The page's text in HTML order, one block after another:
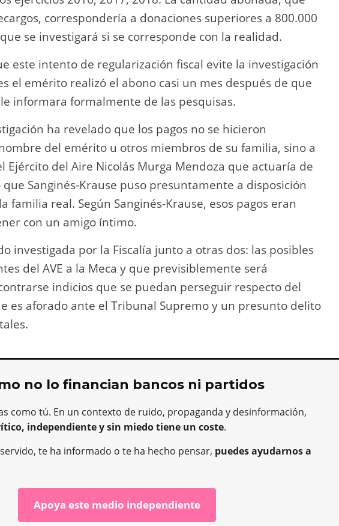
correspondería a donaciones superiores a 800.000
se investigará si se corresponde con la realidad.
este intento de regularización fiscal evite la investigación
el emérito realizó el abono casi un mes después de que
informara formalmente de las pesquisas.
ha revelado que los pagos no se hicieron
del emérito u otros miembros de su familia, sino a
Ejército del Aire Nicolás Murga Mendoza que actuaría de
Sanginés-Krause puso presuntamente a disposición
familia real. Según Sanginés-Krause, esos pagos eran
con un amigo íntimo.
investigada por la Fiscalía junto a otras dos: las posibles
del AVE a la Meca y que previsiblemente será
indicios que se puedan perseguir respecto del
es aforado ante el Tribunal Supremo y un presunto delito
no lo financian bancos ni partidos
como tú. En un contexto de ruido, propaganda y desinformación,
independiente y sin miedo tiene un coste.
te ha informado o te ha hecho pensar, puedes ayudarnos a
Apoya este medio independiente